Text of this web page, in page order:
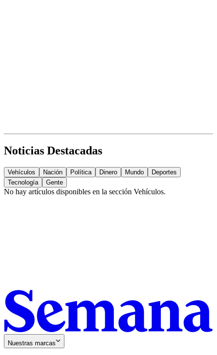
Noticias Destacadas
Vehículos Nación Política Dinero Mundo
Deportes
Tecnología
Gente
No hay artículos disponibles en la sección Vehículos.
Nuestras marcas